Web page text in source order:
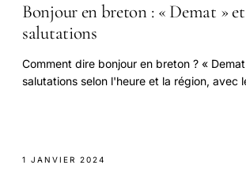
Bonjour en breton : « Demat »
salutations
Comment dire bonjour en breton ? «
salutations selon l'heure et la région, avec
1 JANVIER 2024